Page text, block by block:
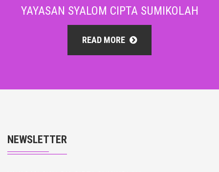
YAYASAN SYALOM CIPTA SUMIKOLAH
READ MORE
NEWSLETTER